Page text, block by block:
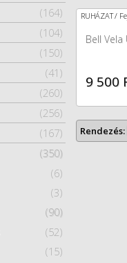
(164)
(104)
(150)
(41)
(260)
(256)
(167)
(350)
(6)
(3)
(90)
(52)
(15)
RUHÁZAT /
Bell
9 500
Rendezés: